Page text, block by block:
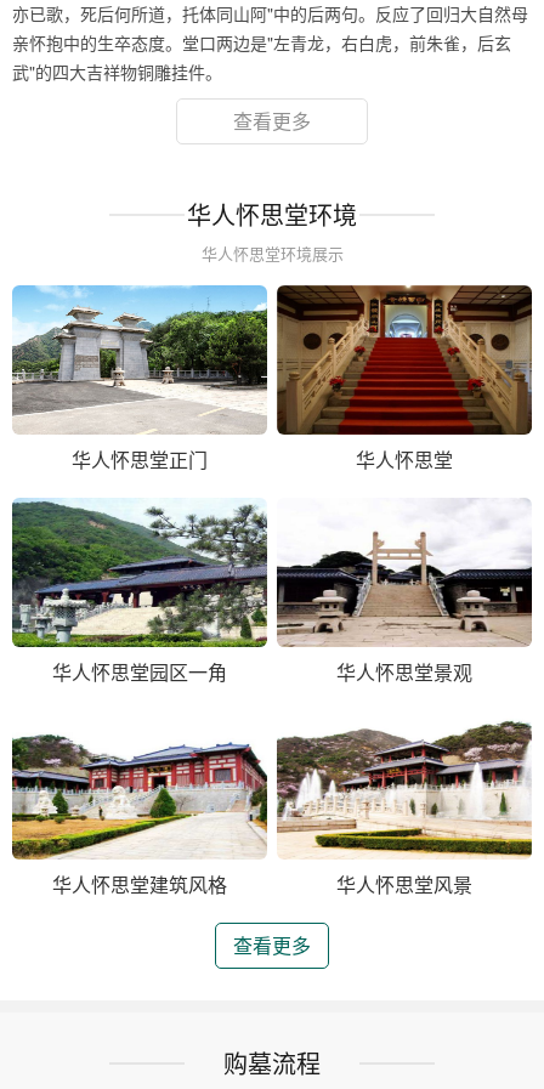
亦已歌，死后何所道，托体同山阿"中的后两句。反应了回归大自然母
亲怀抱中的生卒态度。堂口两边是"左青龙，右白虎，前朱雀，后玄
武"的四大吉祥物铜雕挂件。
查看更多
华人怀思堂环境
华人怀思堂环境展示
华人怀思堂正门 华人怀思堂
华人怀思堂园区一角 华人怀思堂景观
华人怀思堂建筑风格 华人怀思堂风景
查看更多
购墓流程